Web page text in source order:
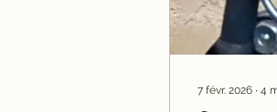
7 févr. 2026 ∙ 4